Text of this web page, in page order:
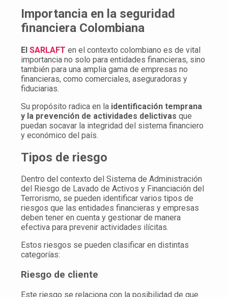
Importancia en la seguridad
financiera Colombiana
El SARLAFT en el contexto colombiano es de vital
importancia no solo para entidades financieras, sino
también para una amplia gama de empresas no
financieras, como comerciales, aseguradoras y
fiduciarias.
Su propósito radica en la identificación temprana
y la prevención de actividades delictivas que
puedan socavar la integridad del sistema financiero
y económico del país.
Tipos de riesgo
Dentro del contexto del Sistema de Administración
del Riesgo de Lavado de Activos y Financiación del
Terrorismo, se pueden identificar varios tipos de
riesgos que las entidades financieras y empresas
deben tener en cuenta y gestionar de manera
efectiva para prevenir actividades ilícitas.
Estos riesgos se pueden clasificar en distintas
categorías:
Riesgo de cliente
Este riesgo se relaciona con la posibilidad de que